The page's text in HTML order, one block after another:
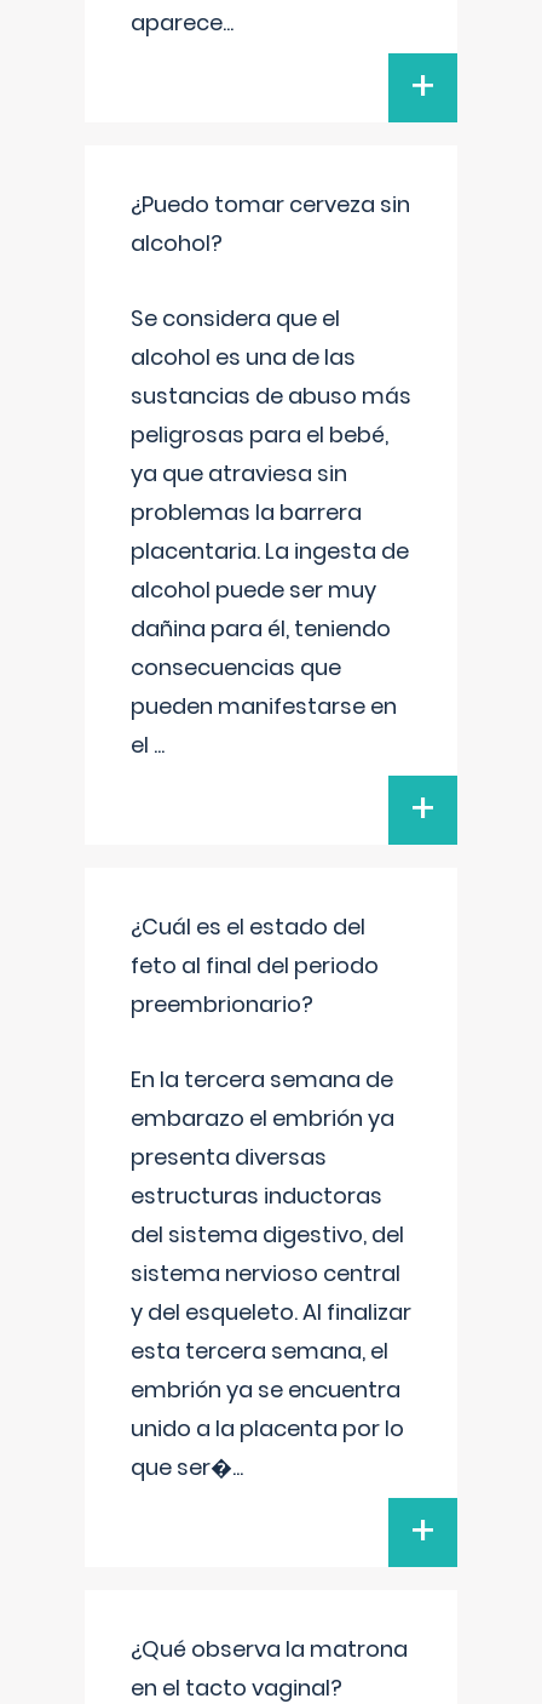
aparece...
+
¿Puedo tomar cerveza sin
alcohol?
Se considera que el
alcohol es una de las
sustancias de abuso más
peligrosas para el bebé,
ya que atraviesa sin
problemas la barrera
placentaria. La ingesta de
alcohol puede ser muy
dañina para él, teniendo
consecuencias que
pueden manifestarse en
el ...
+
¿Cuál es el estado del
feto al final del periodo
preembrionario?
En la tercera semana de
embarazo el embrión ya
presenta diversas
estructuras inductoras
del sistema digestivo, del
sistema nervioso central
y del esqueleto. Al finalizar
esta tercera semana, el
embrión ya se encuentra
unido a la placenta por lo
que ser�...
+
¿Qué observa la matrona
en el tacto vaginal?